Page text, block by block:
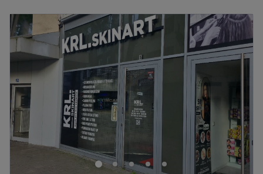
Dienstag
10:00–20:00
Mittwoch
10:00–20:00
Donnerstag
10:00–20:00
Freitag
10:00–20:00
Samstag
10:00
Sonntag
Geschlossen
Bei Dermalux Beauty & Spa in Hamburg kannst du dem
Alltagsstress entkommen und dich dabei rundum
verschönern lassen. Hier erwarten dich wohltuende
Gesichtsbehandlungen, ausführliche Beratungen und